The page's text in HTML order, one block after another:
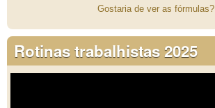
Gostaria de ver as fórmulas?
Rotinas trabalhistas 2025